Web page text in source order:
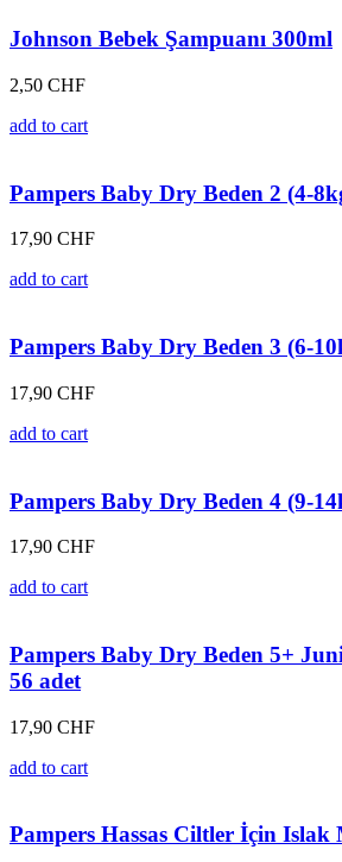
Johnson Bebek Şampuanı 300ml
2,50 CHF
add to cart
Pampers Baby Dry Beden 2 (4-
17,90 CHF
add to cart
Pampers Baby Dry Beden 3 (6-
17,90 CHF
add to cart
Pampers Baby Dry Beden 4 (9-
17,90 CHF
add to cart
Pampers Baby Dry Beden 5+
56 adet
17,90 CHF
add to cart
Pampers Hassas Ciltler İçin Islak